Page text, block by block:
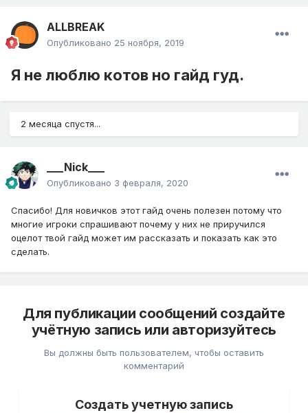
ALLBREAK
Опубликовано 25 ноября, 2019
Я не люблю котов но гайд гуд.
2 месяца спустя...
___Nick___
Опубликовано 3 февраля, 2020
Спасибо! Для новичков этот гайд очень полезен потому что
многие игроки спрашивают почему у них не приручился
оцелот твой гайд может им рассказать и показать как это
сделать.
Для публикации сообщений создайте
учётную запись или авторизуйтесь
Вы должны быть пользователем, чтобы оставить
комментарий
Создать учетную запись